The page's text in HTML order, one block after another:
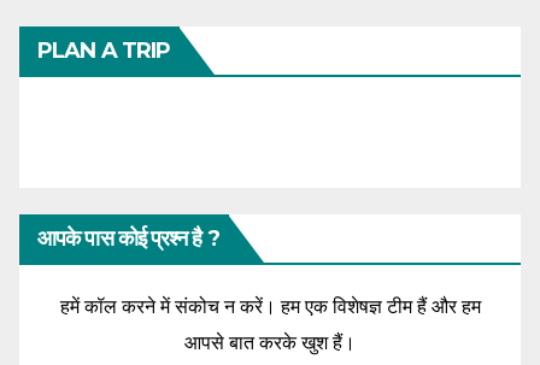
PLAN A TRIP
आपके पास कोई प्रश्न है ?
हमें कॉल करने में संकोच न करें। हम एक विशेषज्ञ टीम हैं और हम
आपसे बात करके खुश हैं।